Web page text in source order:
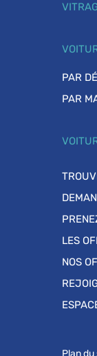
PAR
PAR
LES
NOS
Plan du